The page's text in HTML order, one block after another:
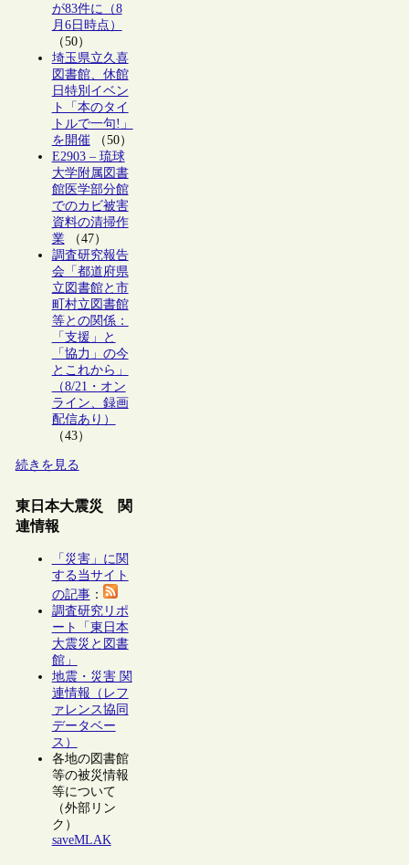
が83件に（8
月6日時点）
（50）
埼玉県立久喜
図書館、休館
日特別イベン
ト「本のタイ
トルで一句!」
を開催（50）
E2903 – 琉球
大学附属図書
館医学部分館
でのカビ被害
資料の清掃作
業（47）
調査研究報告
会「都道府県
立図書館と市
町村立図書館
等との関係：
「支援」と
「協力」の今
とこれから」
（8/21・オン
ライン、録画
配信あり）
（43）
続きを見る
東日本大震災 関
連情報
「災害」に関
する当サイト
の記事：
調査研究リポ
ート「東日本
大震災と図書
館」
地震・災害 関
連情報（レフ
ァレンス協同
データベー
ス）
各地の図書館
等の被災情報
等について
（外部リン
ク）
saveMLAK